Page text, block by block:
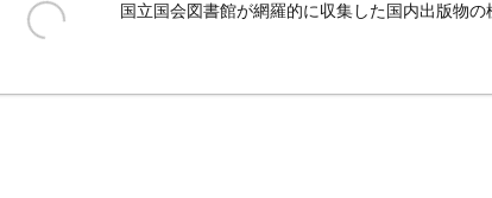
国立国会図書館が網羅的に収集した国内出版物の